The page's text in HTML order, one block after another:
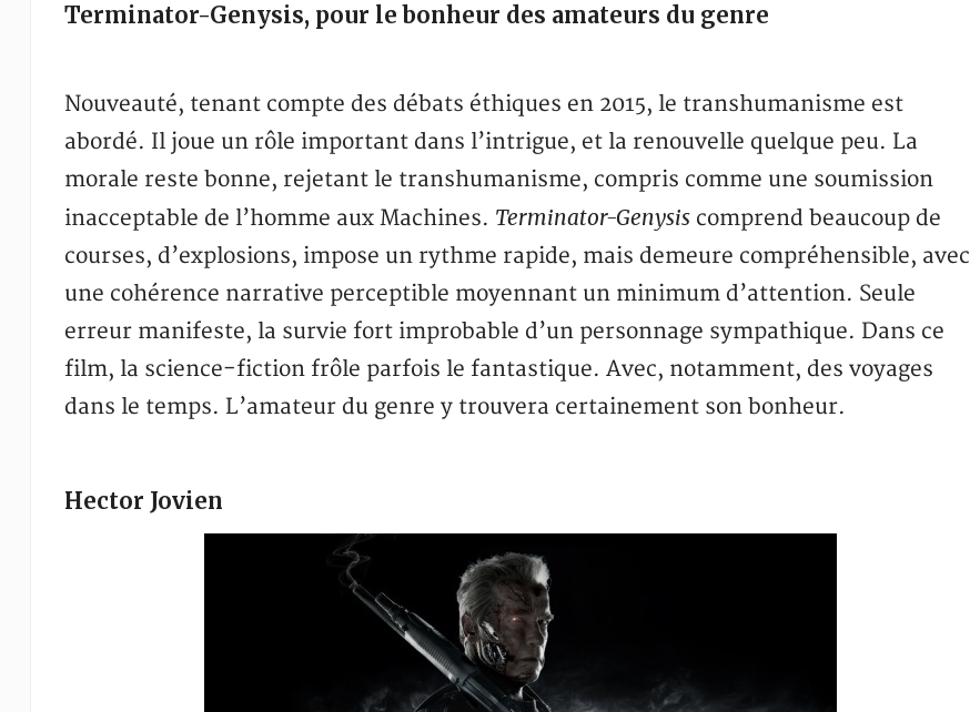
Terminator-Genysis, pour le bonheur des amateurs du genre
Nouveauté, tenant compte des débats éthiques en 2015, le transhumanisme est
abordé. Il joue un rôle important dans l’intrigue, et la renouvelle quelque peu. La
morale reste bonne, rejetant le transhumanisme, compris comme une soumission
inacceptable de l’homme aux Machines. Terminator-Genysiscomprend beaucoup de
courses, d’explosions, impose un rythme rapide, mais demeure compréhensible, avec
une cohérence narrative perceptible moyennant un minimum d’attention. Seule
erreur manifeste, la survie fort improbable d’un personnage sympathique. Dans ce
film, la science-fiction frôle parfois le fantastique. Avec, notamment, des voyages
dans le temps. L’amateur du genre y trouvera certainement son bonheur.
Hector Jovien